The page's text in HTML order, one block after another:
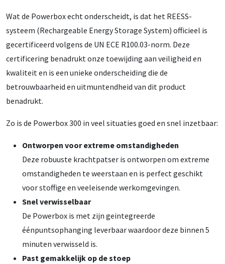
Wat de Powerbox echt onderscheidt, is dat het REESS-
systeem (Rechargeable Energy Storage System) officieel is
gecertificeerd volgens de UN ECE R100.03-norm. Deze
certificering benadrukt onze toewijding aan veiligheid en
kwaliteit en is een unieke onderscheiding die de
betrouwbaarheid en uitmuntendheid van dit product
benadrukt.
Zo is de Powerbox 300 in veel situaties goed en snel inzetbaar:
Ontworpen voor extreme omstandigheden
Deze robuuste krachtpatser is ontworpen om extreme
omstandigheden te weerstaan en is perfect geschikt
voor stoffige en veeleisende werkomgevingen.
Snel verwisselbaar
De Powerbox is met zijn geintegreerde
éénpuntsophanging leverbaar waardoor deze binnen 5
minuten verwisseld is.
Past gemakkelijk op de stoep